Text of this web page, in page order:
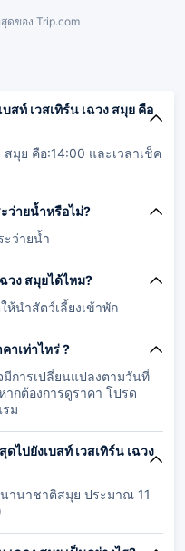
ดของ Trip.com
สท์ เวสเทิร์น เฉวง สมุย คือ
สมุย คือ:14:00 และเวลาเช็ค
ว่ายน้ำหรือไม่?
ะว่ายน้ำ
วง สมุยได้ไหม?
ห้นำสัตว์เลี้ยงเข้าพัก
าเท่าไหร่ ?
มีการเปลี่ยนแปลงตามวันที่
กต้องการดูราคา โปรด
ม
ไปยังเบสท์ เวสเทิร์น เฉวง
านาชาติสมุย ประมาณ 11